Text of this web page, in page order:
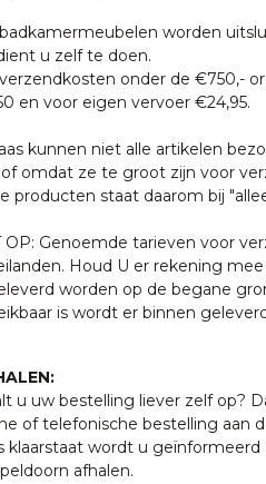
worden
u zelf te doen.
onder de €750,-
en voor eigen vervoer €24,95.
kunnen niet alle artikelen
of omdat ze te groot zijn voor
producten staat daarom bij
OP: Genoemde tarieven voor
Houd U er rekening
worden op de begane
is wordt er binnen
u uw bestelling liever zelf op?
of telefonische bestelling aan
klaarstaat wordt u
afhalen.